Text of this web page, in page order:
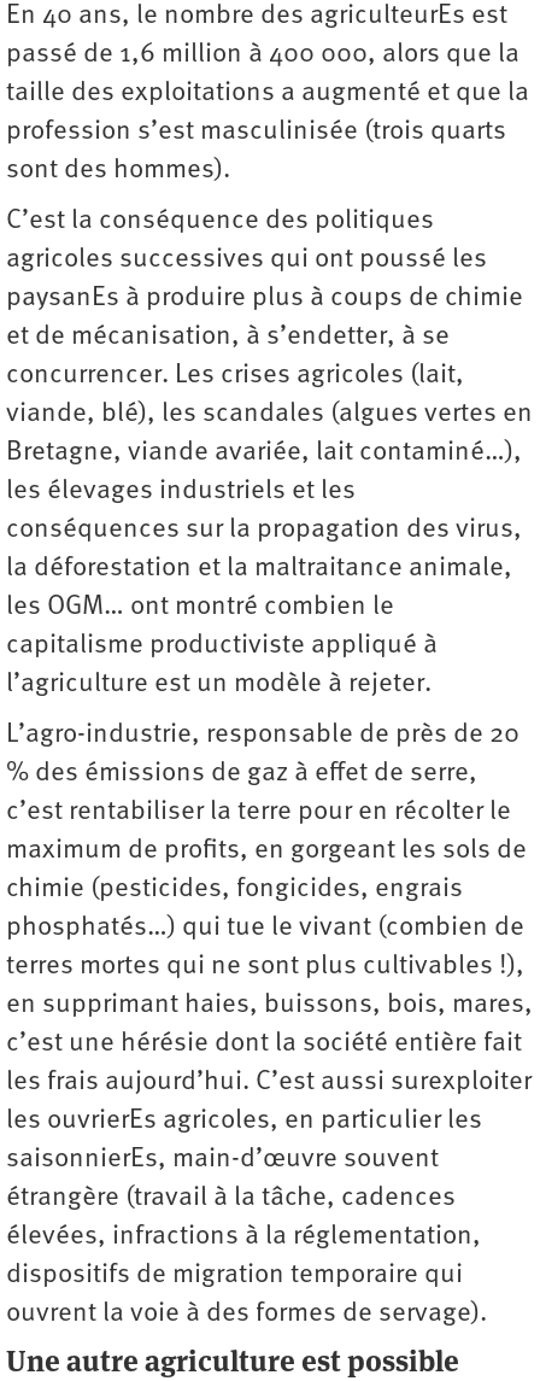
En 40 ans, le nombre des agriculteurEs est
passé de 1,6 million à 400 000, alors que la
taille des exploitations a augmenté et que la
profession s’est masculinisée (trois quarts
sont des hommes).
C’est la conséquence des politiques
agricoles successives qui ont poussé les
paysanEs à produire plus à coups de chimie
et de mécanisation, à s’endetter, à se
concurrencer. Les crises agricoles (lait,
viande, blé), les scandales (algues vertes en
Bretagne, viande avariée, lait contaminé…),
les élevages industriels et les
conséquences sur la propagation des virus,
la déforestation et la maltraitance animale,
les OGM… ont montré combien le
capitalisme productiviste appliqué à
l’agriculture est un modèle à rejeter.
L’agro-industrie, responsable de près de 20
% des émissions de gaz à effet de serre,
c’est rentabiliser la terre pour en récolter le
maximum de profits, en gorgeant les sols de
chimie (pesticides, fongicides, engrais
phosphatés…) qui tue le vivant (combien de
terres mortes qui ne sont plus cultivables !),
en supprimant haies, buissons, bois, mares,
c’est une hérésie dont la société entière fait
les frais aujourd’hui. C’est aussi surexploiter
les ouvrierEs agricoles, en particulier les
saisonnierEs, main-d’œuvre souvent
étrangère (travail à la tâche, cadences
élevées, infractions à la réglementation,
dispositifs de migration temporaire qui
ouvrent la voie à des formes de servage).
Une autre agriculture est possible